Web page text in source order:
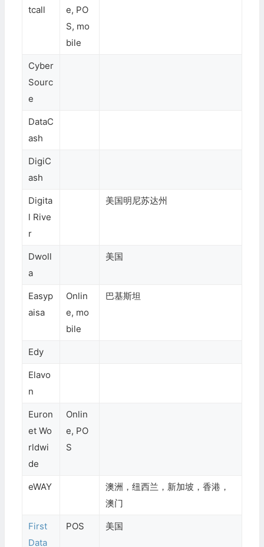
tcall
e, PO
S, mo
bile
Cyber
Sourc
e
DataC
ash
DigiC
ash
Digita
l Rive
r
美国明尼苏达州
Dwoll
a
美国
Easyp
aisa
Onlin
e, mo
bile
巴基斯坦
Edy
Elavo
n
Euron
et Wo
rldwi
de
Onlin
e, PO
S
eWAY
澳洲，纽西兰，新加坡，香港，
澳门
First
Data
POS 美国